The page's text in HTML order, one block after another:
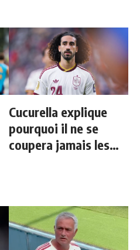
Cucurella explique
pourquoi il ne se
coupera jamais les